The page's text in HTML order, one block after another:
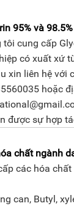
95% và 98.5%
tôi cung cấp
có xuất xứ
xin liên hệ với
hoặc
được sự hợp
chất ngành
các hóa
can, Butyl,